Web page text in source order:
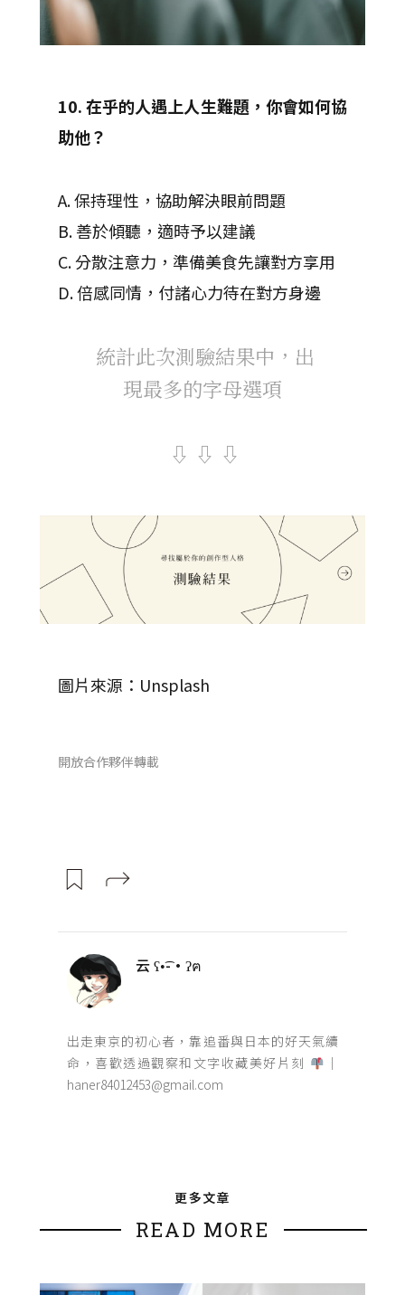
10. 在乎的人遇上人生難題，你會如何協
助他？
A. 保持理性，協助解決眼前問題
B. 善於傾聽，適時予以建議
C. 分散注意力，準備美食先讓對方享用
D. 倍感同情，付諸心力待在對方身邊
統計此次測驗結果中，出
現最多的字母選項
⇩ ⇩ ⇩
圖片來源：Unsplash
開放合作夥伴轉載
云 ʕ•͡-•ʔฅ
出走東京的初心者，靠追番與日本的好天氣續
命，喜歡透過觀察和文字收藏美好片刻
｜
haner84012453@gmail.com
更多文章
READ MORE